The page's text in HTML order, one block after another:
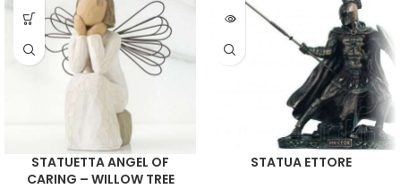
STATUETTA ANGEL OF
CARING – WILLOW TREE
STATUA ETTORE